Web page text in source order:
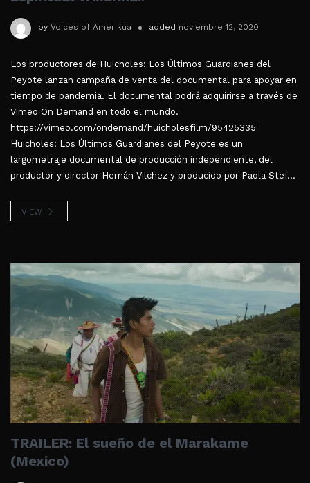
by Voices of Amerikua added noviembre 12, 2020
Los productores de Huicholes: Los Últimos Guardianes del
Peyote lanzan campaña de venta del documental para apoyar en
tiempo de pandemia. El documental podrá adquirirse a través de
Vimeo On Demand en todo el mundo.
https://vimeo.com/ondemand/huicholesfilm/95425335
Huicholes: Los Últimos Guardianes del Peyote es un
largometraje documental de producción independiente, del
productor y director Hernán Vilchez y producido por Paola Stef...
VIEW
TRAILER: El sueño de el Marakame
(Mexico)